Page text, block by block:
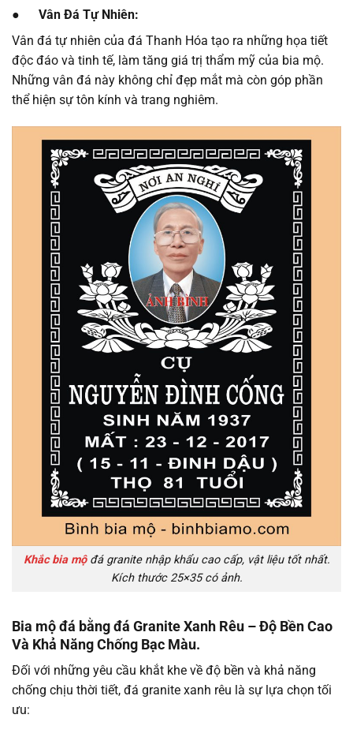
● Vân Đá Tự Nhiên:
Vân đá tự nhiên của đá Thanh Hóa tạo ra những họa tiết
độc đáo và tinh tế, làm tăng giá trị thẩm mỹ của bia mộ.
Những vân đá này không chỉ đẹp mắt mà còn góp phần
thể hiện sự tôn kính và trang nghiêm.
Khắc bia mộđá granite nhập khẩu cao cấp, vật liệu tốt nhất.
Kích thước 25×35 có ảnh.
Bia mộ đá bằng đá Granite Xanh Rêu – Độ Bền Cao
Và Khả Năng Chống Bạc Màu.
Đối với những yêu cầu khắt khe về độ bền và khả năng
chống chịu thời tiết, đá granite xanh rêu là sự lựa chọn tối
ưu: